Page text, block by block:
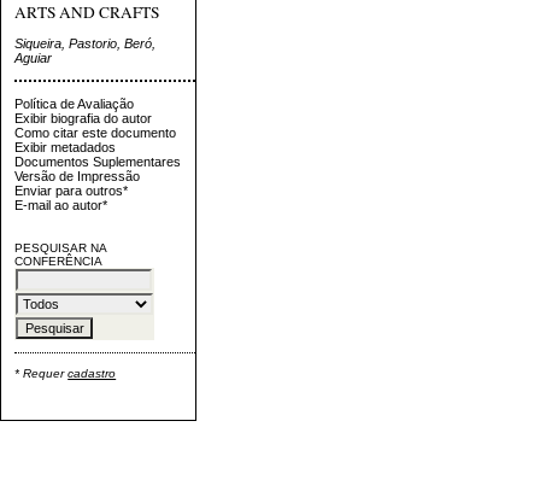
ARTS AND CRAFTS
Siqueira, Pastorio, Beró,
Aguiar
Política de Avaliação
Exibir biografia do autor
Como citar este documento
Exibir metadados
Documentos Suplementares
Versão de Impressão
Enviar para outros*
E-mail ao autor*
PESQUISAR NA
CONFERÊNCIA
* Requercadastro